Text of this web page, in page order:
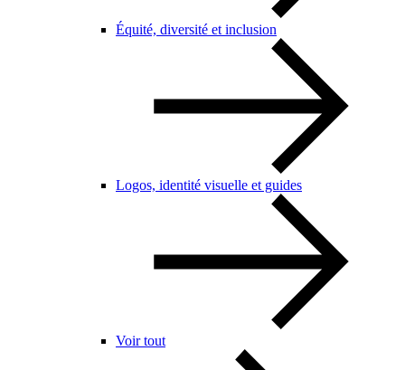
Équité, diversité et inclusion
Logos, identité visuelle et guides
Voir tout